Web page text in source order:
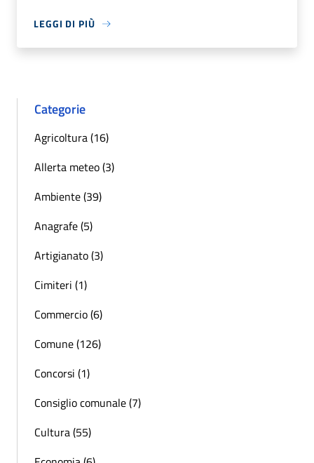
LEGGI DI PIÙ
Categorie
Agricoltura (16)
Allerta meteo (3)
Ambiente (39)
Anagrafe (5)
Artigianato (3)
Cimiteri (1)
Commercio (6)
Comune (126)
Concorsi (1)
Consiglio comunale (7)
Cultura (55)